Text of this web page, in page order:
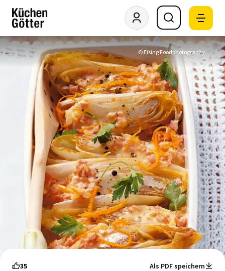
© Eising Foodphotography
35 Als PDF speichern